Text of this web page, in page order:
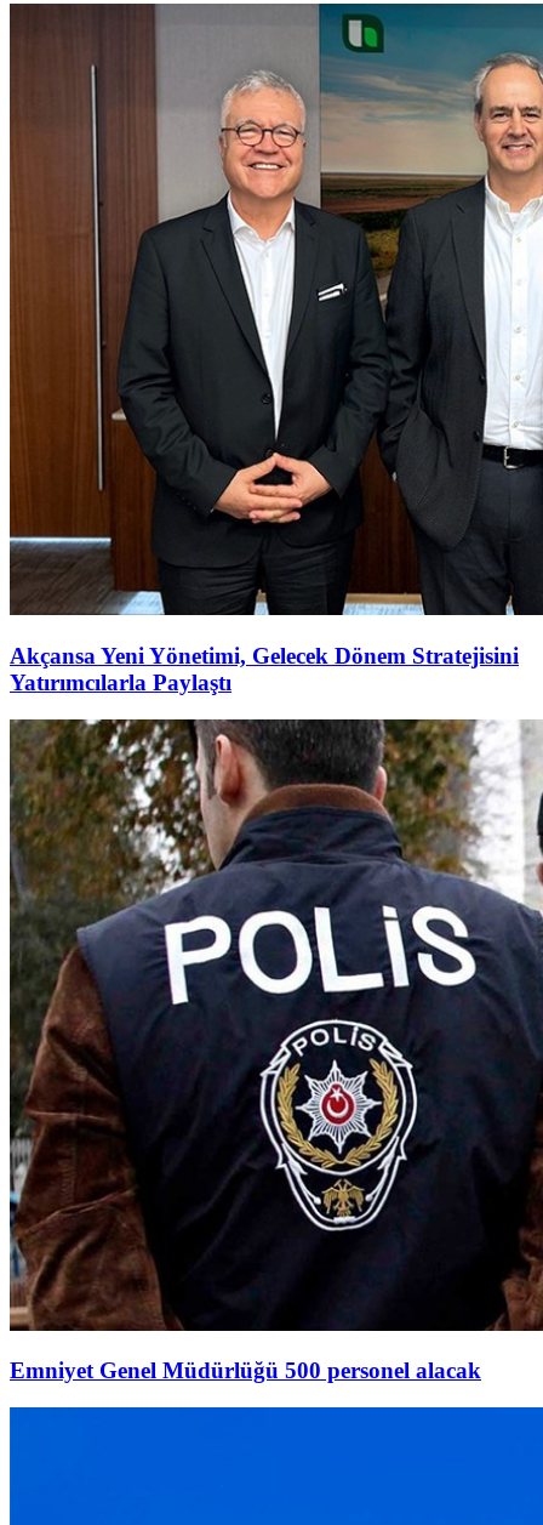
Akçansa Yeni Yönetimi, Gelecek Dönem Stratejisini
Yatırımcılarla Paylaştı
Emniyet Genel Müdürlüğü 500 personel alacak